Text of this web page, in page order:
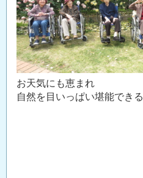
お天気にも恵まれ
自然を目いっぱい堪能でき